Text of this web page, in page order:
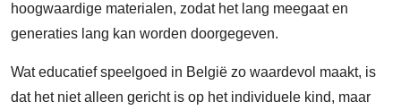
hoogwaardige materialen, zodat het lang meegaat en
generaties lang kan worden doorgegeven.
Wat educatief speelgoed in België zo waardevol maakt, is
dat het niet alleen gericht is op het individuele kind, maar